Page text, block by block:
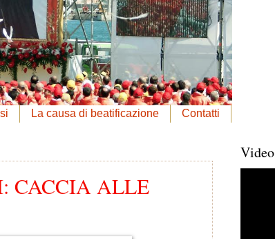
La causa di beatificazione Contatti
CACCIA ALLE
Video